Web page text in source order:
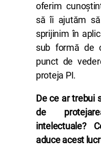
oferim
să îi ajutăm
sprijinim în
sub formă de
punct de
proteja PI.
De ce ar trebui
de
intelectuale?
aduce acest